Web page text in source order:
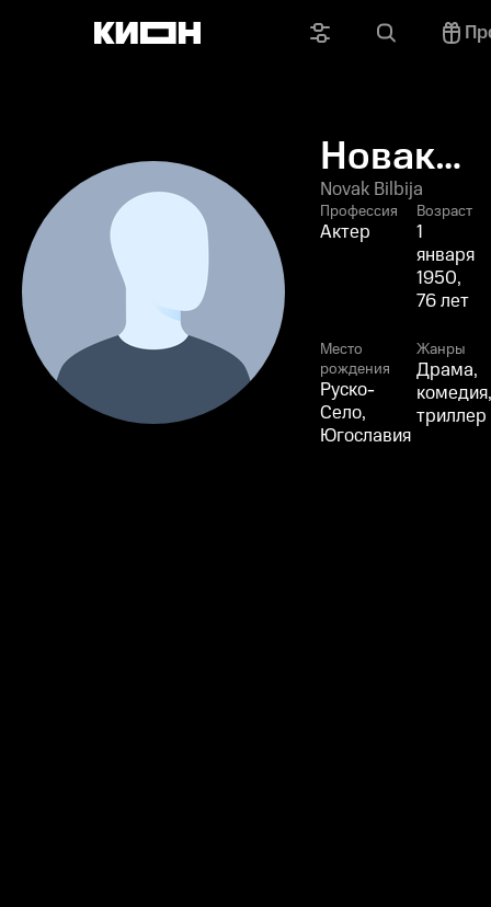
Новак
Билбия
Novak Bilbija
Профессия
Актер
Возраст
1
января
1950,
76 лет
Место
рождения
Руско-
Село,
Югославия
Жанры
Драма,
комедия,
триллер